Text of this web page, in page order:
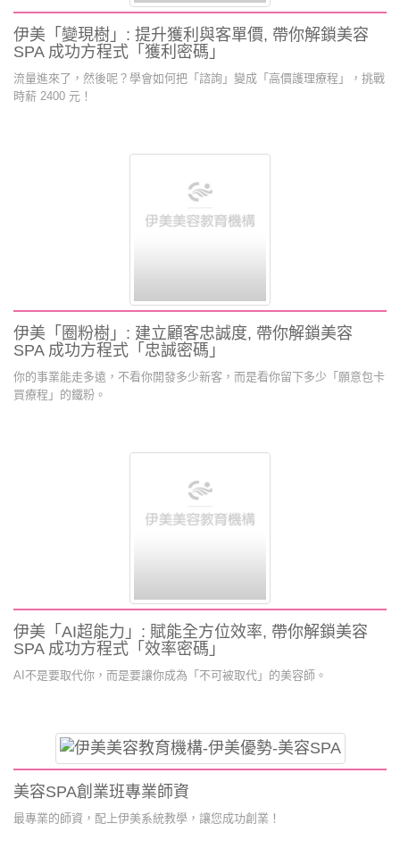
伊美「變現樹」: 提升獲利與客單價, 帶你解鎖美容
SPA 成功方程式「獲利密碼」
流量進來了，然後呢？學會如何把「諮詢」變成「高價護理療程」，挑戰
時薪 2400 元！
伊美「圈粉樹」: 建立顧客忠誠度, 帶你解鎖美容
SPA 成功方程式「忠誠密碼」
你的事業能走多遠，不看你開發多少新客，而是看你留下多少「願意包卡
買療程」的鐵粉。
伊美「AI超能力」: 賦能全方位效率, 帶你解鎖美容
SPA 成功方程式「效率密碼」
AI不是要取代你，而是要讓你成為「不可被取代」的美容師。
美容SPA創業班專業師資
最專業的師資，配上伊美系統教學，讓您成功創業！